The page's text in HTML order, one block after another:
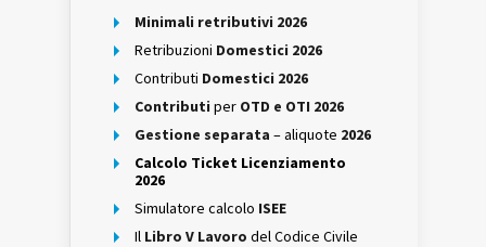
Minimali retributivi 2026
Retribuzioni Domestici 2026
Contributi Domestici 2026
Contributi per OTD e OTI 2026
Gestione separata – aliquote 2026
Calcolo Ticket Licenziamento
2026
Simulatore calcolo ISEE
Il Libro V Lavoro del Codice Civile